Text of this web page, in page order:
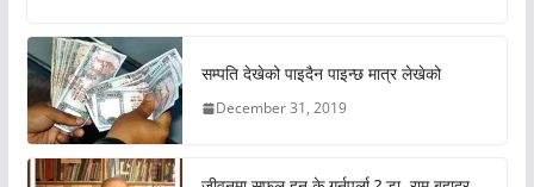
सम्पति देखेको पाइदैन पाइन्छ मात्र लेखेको
December 31, 2019